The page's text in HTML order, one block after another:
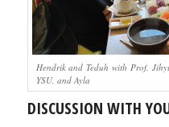
Hendrik and Teduh with Prof.
YSU, and Ayla
DISCUSSION WITH